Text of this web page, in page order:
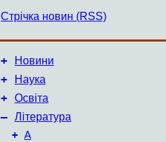
Стрічка новин (RSS)
+ Новини
+ Наука
+ Освіта
– Література
+ А